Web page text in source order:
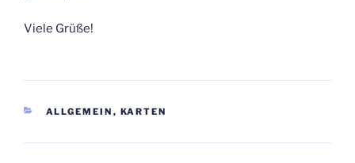
Viele Grüße!
KATEGORIEN
ALLGEMEIN , KARTEN